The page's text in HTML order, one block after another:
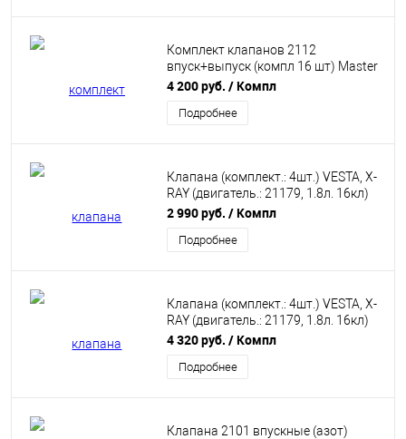
Комплект клапанов 2112
впуск+выпуск (компл 16 шт) Master
Sport
4 200 руб. / Компл
Подробнее
Клапана (комплект.: 4шт.) VESTA, X-
RAY (двигатель.: 21179, 1.8л. 16кл)
впускной AMP (PLAD025-S-0-N)
2 990 руб. / Компл
Подробнее
Клапана (комплект.: 4шт.) VESTA, X-
RAY (двигатель.: 21179, 1.8л. 16кл)
выпускной AMP (PLAD026-B-0-N)
4 320 руб. / Компл
Подробнее
Клапана 2101 впускные (азот)